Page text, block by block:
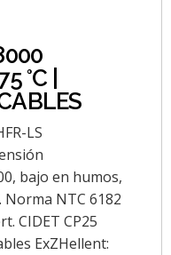
°C |
LS
bajo en humos,
Norma NTC 6182
CIDET CP25
ExZHellent: